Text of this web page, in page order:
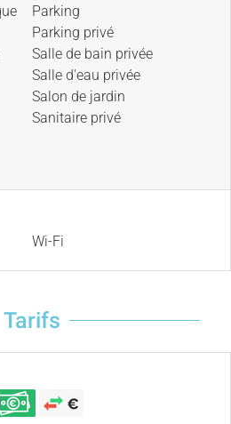
Parking
Parking privé
Salle de bain privée
Salle d'eau privée
Salon de jardin
Sanitaire privé
Wi-Fi
Tarifs